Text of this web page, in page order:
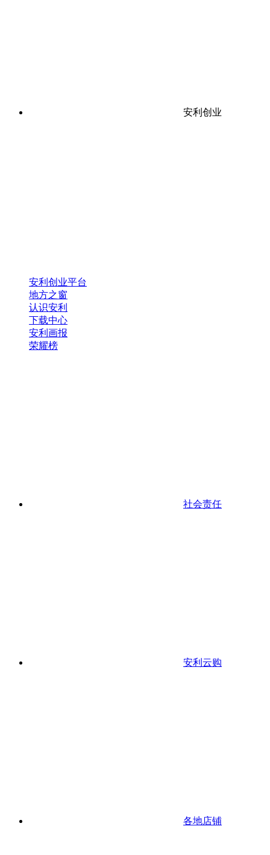
安利创业
安利创业平台
地方之窗
认识安利
下载中心
安利画报
荣耀榜
社会责任
安利云购
各地店铺